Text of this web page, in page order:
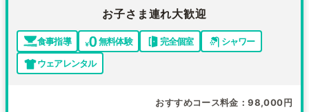
お子さま連れ大歓迎
食事指導 無料体験 完全個室
シャワー
ウェアレンタル
おすすめコース料金 98,000円